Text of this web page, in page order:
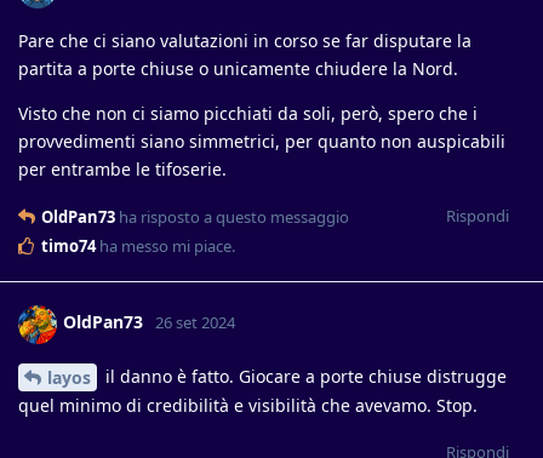
Pare che ci siano valutazioni in corso se far disputare la
partita a porte chiuse o unicamente chiudere la Nord.
Visto che non ci siamo picchiati da soli, però, spero che i
provvedimenti siano simmetrici, per quanto non auspicabili
per entrambe le tifoserie.
Rispondi
OldPan73 ha risposto a questo messaggio
timo74ha messo mi piace.
OldPan73 26 set 2024
layos
il danno è fatto. Giocare a porte chiuse distrugge
quel minimo di credibilità e visibilità che avevamo. Stop.
Rispondi